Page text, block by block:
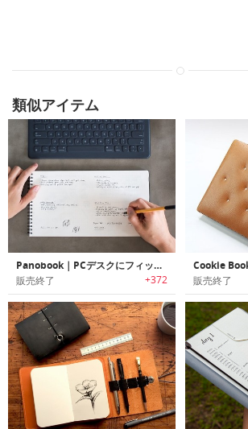
類似アイテム
Panobook｜PCデスクにフィットするようにデザインされたパノラマデザインノートブック「パノブック」
販売終了 +372 販売終了